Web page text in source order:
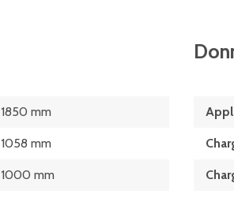
1850 mm
1058 mm
1000 mm